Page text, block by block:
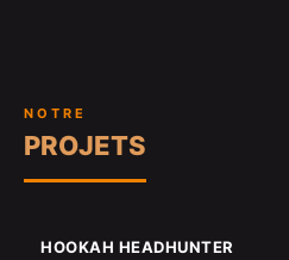
NOTRE
PROJETS
HOOKAH HEADHUNTER